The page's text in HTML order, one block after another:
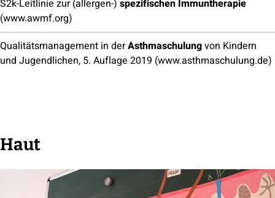
S2k-Leitlinie zur (allergen-) spezifischen Immuntherapie
(www.awmf.org)
Qualitätsmanagement in derAsthmaschulungvon Kindern
und Jugendlichen, 5. Auflage 2019 (www.asthmaschulung.de)
Haut